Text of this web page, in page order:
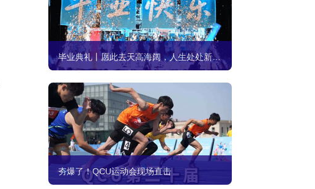
毕业典礼丨愿此去天高海阔，人生处处新开始
夯爆了！QCU运动会现场直击